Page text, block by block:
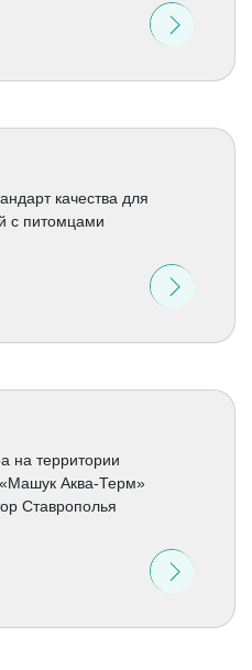
качества для
с питомцами
на территории
«Машук Аква-Терм»
Ставрополья